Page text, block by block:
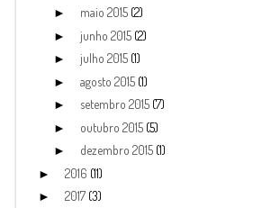
► maio 2015 (2)
► junho 2015 (2)
► julho 2015 (1)
► agosto 2015 (1)
► setembro 2015 (7)
► outubro 2015 (5)
► dezembro 2015 (1)
► 2016 (11)
► 2017 (3)